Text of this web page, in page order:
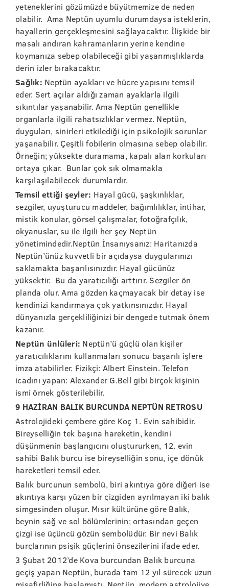
yeteneklerini gözümüzde büyütmemize de neden
olabilir. Ama Neptün uyumlu durumdaysa isteklerin,
hayallerin gerçekleşmesini sağlayacaktır. İlişkide bir
masalı andıran kahramanların yerine kendine
koymanıza sebep olabileceği gibi yaşanmışlıklarda
derin izler bırakacaktır.
Sağlık: Neptün ayakları ve hücre yapısını temsil
eder. Sert açılar aldığı zaman ayaklarla ilgili
sıkıntılar yaşanabilir. Ama Neptün genellikle
organlarla ilgili rahatsızlıklar vermez. Neptün,
duyguları, sinirleri etkilediği için psikolojik sorunlar
yaşanabilir. Çeşitli fobilerin olmasına sebep olabilir.
Örneğin; yüksekte duramama, kapalı alan korkuları
ortaya çıkar. Bunlar çok sık olmamakla
karşılaşılabilecek durumlardır.
Temsil ettiği şeyler: Hayal gücü, şaşkınlıklar,
sezgiler, uyuşturucu maddeler, bağımlılıklar, intihar,
mistik konular, görsel çalışmalar, fotoğrafçılık,
okyanuslar, su ile ilgili her şey Neptün
yönetimindedir.Neptün İnsanıysanız: Haritanızda
Neptün’ünüz kuvvetli bir açıdaysa duygularınızı
saklamakta başarılısınızdır. Hayal gücünüz
yüksektir. Bu da yaratıcılığı arttırır. Sezgiler ön
planda olur. Ama gözden kaçmayacak bir detay ise
kendinizi kandırmaya çok yatkınsınızdır. Hayal
dünyanızla gerçekliliğinizi bir dengede tutmak önem
kazanır.
Neptün ünlüleri: Neptün’ü güçlü olan kişiler
yaratıcılıklarını kullanmaları sonucu başarılı işlere
imza atabilirler. Fizikçi: Albert Einstein. Telefon
icadını yapan: Alexander G.Bell gibi birçok kişinin
ismi örnek gösterilebilir.
9 HAZİRAN BALIK BURCUNDA NEPTÜN RETROSU
Astrolojideki çembere göre Koç 1. Evin sahibidir.
Bireyselliğin tek başına hareketin, kendini
düşünmenin başlangıcını oluştururken, 12. evin
sahibi Balık burcu ise bireyselliğin sonu, içe dönük
hareketleri temsil eder.
Balık burcunun sembolü, biri akıntıya göre diğeri ise
akıntıya karşı yüzen bir çizgiden ayrılmayan iki balık
simgesinden oluşur. Mısır kültürüne göre Balık,
beynin sağ ve sol bölümlerinin; ortasından geçen
çizgi ise üçüncü gözün sembolüdür. Bir nevi Balık
burçlarının psişik güçlerini önsezilerini ifade eder.
3 Şubat 2012’de Kova burcundan Balık burcuna
geçiş yapan Neptün, burada tam 12 yıl sürecek uzun